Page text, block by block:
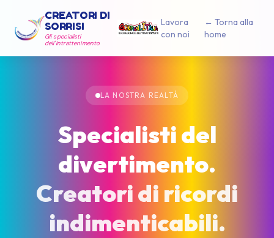
CREATORI DI
SORRISI
Gli specialisti
dell'intrattenimento
Lavora
con noi
← Torna alla
home
LA NOSTRA REALTÀ
Specialisti del
divertimento.
Creatori di ricordi
indimenticabili.